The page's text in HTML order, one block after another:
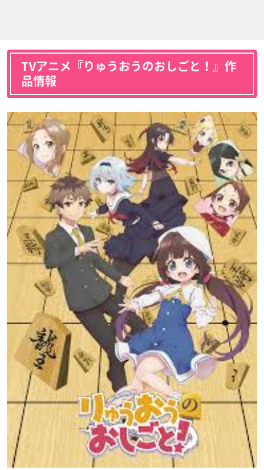
TVアニメ『りゅうおうのおしごと！』作
品情報